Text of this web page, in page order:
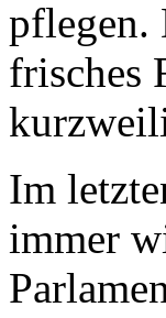
pflegen.
frisches
Im
immer